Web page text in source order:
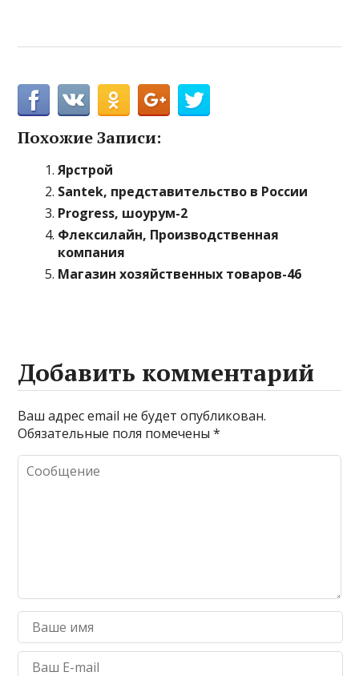
Похожие Записи:
Ярстрой
Santek, представительство в России
Progress, шоурум-2
Флексилайн, Производственная
компания
Магазин хозяйственных товаров-46
Добавить комментарий
Ваш адрес email не будет опубликован.
Обязательные поля помечены*